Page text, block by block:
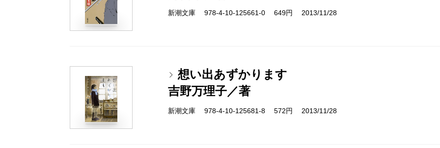
新潮文庫 978-4-10-125661-0 649円 2013/11/28
想い出あずかります
吉野万理子／著
新潮文庫 978-4-10-125681-8 572円 2013/11/28